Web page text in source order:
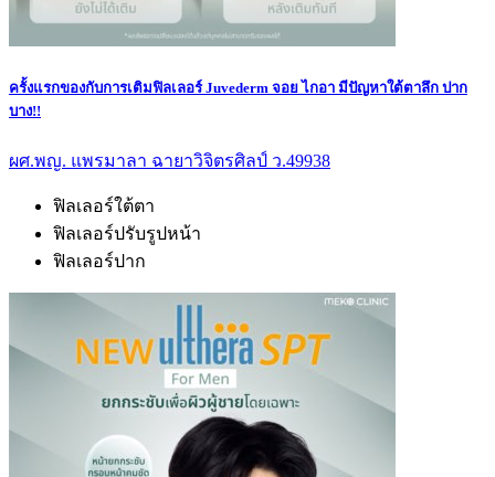
ครั้งแรกของกับการเติมฟิลเลอร์ Juvederm จอย ไกอา มีปัญหาใต้ตาลึก ปาก
บาง!!
ผศ.พญ. แพรมาลา ฉายาวิจิตรศิลป์ ว.49938
ฟิลเลอร์ใต้ตา
ฟิลเลอร์ปรับรูปหน้า
ฟิลเลอร์ปาก